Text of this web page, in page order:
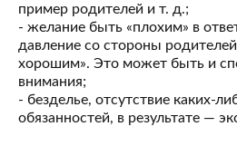
пример родителей и т. д.;
- желание быть «плохим» в
давление со стороны
хорошим». Это может быть и
внимания;
- безделье, отсутствие каких-
обязанностей, в результате —